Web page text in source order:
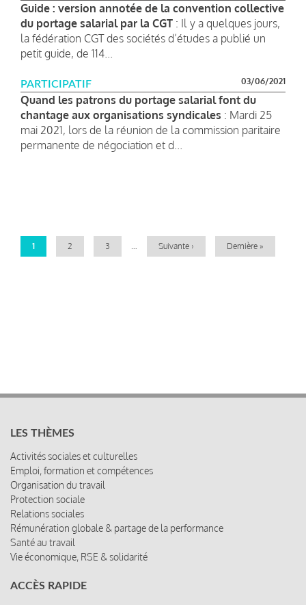
Guide : version annotée de la convention collective
du portage salarial par la CGT : Il y a quelques jours,
la fédération CGT des sociétés d’études a publié un
petit guide, de 114...
PARTICIPATIF 03/06/2021
Quand les patrons du portage salarial font du
chantage aux organisations syndicales : Mardi 25
mai 2021, lors de la réunion de la commission paritaire
permanente de négociation et d...
Page
1 Page
2 Page
3
Page
Suivante ›
Dernière
Dernière »
LES THÈMES
Activités sociales et culturelles
Emploi, formation et compétences
Organisation du travail
Protection sociale
Relations sociales
Rémunération globale & partage de la performance
Santé au travail
Vie économique, RSE & solidarité
ACCÈS RAPIDE